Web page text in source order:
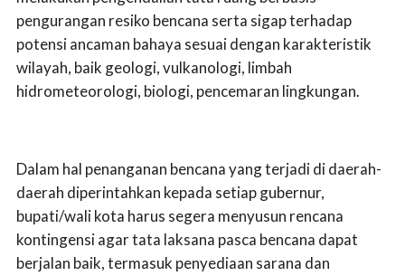
pengurangan resiko bencana serta sigap terhadap
potensi ancaman bahaya sesuai dengan karakteristik
wilayah, baik geologi, vulkanologi, limbah
hidrometeorologi, biologi, pencemaran lingkungan.
Dalam hal penanganan bencana yang terjadi di daerah-
daerah diperintahkan kepada setiap gubernur,
bupati/wali kota harus segera menyusun rencana
kontingensi agar tata laksana pasca bencana dapat
berjalan baik, termasuk penyediaan sarana dan